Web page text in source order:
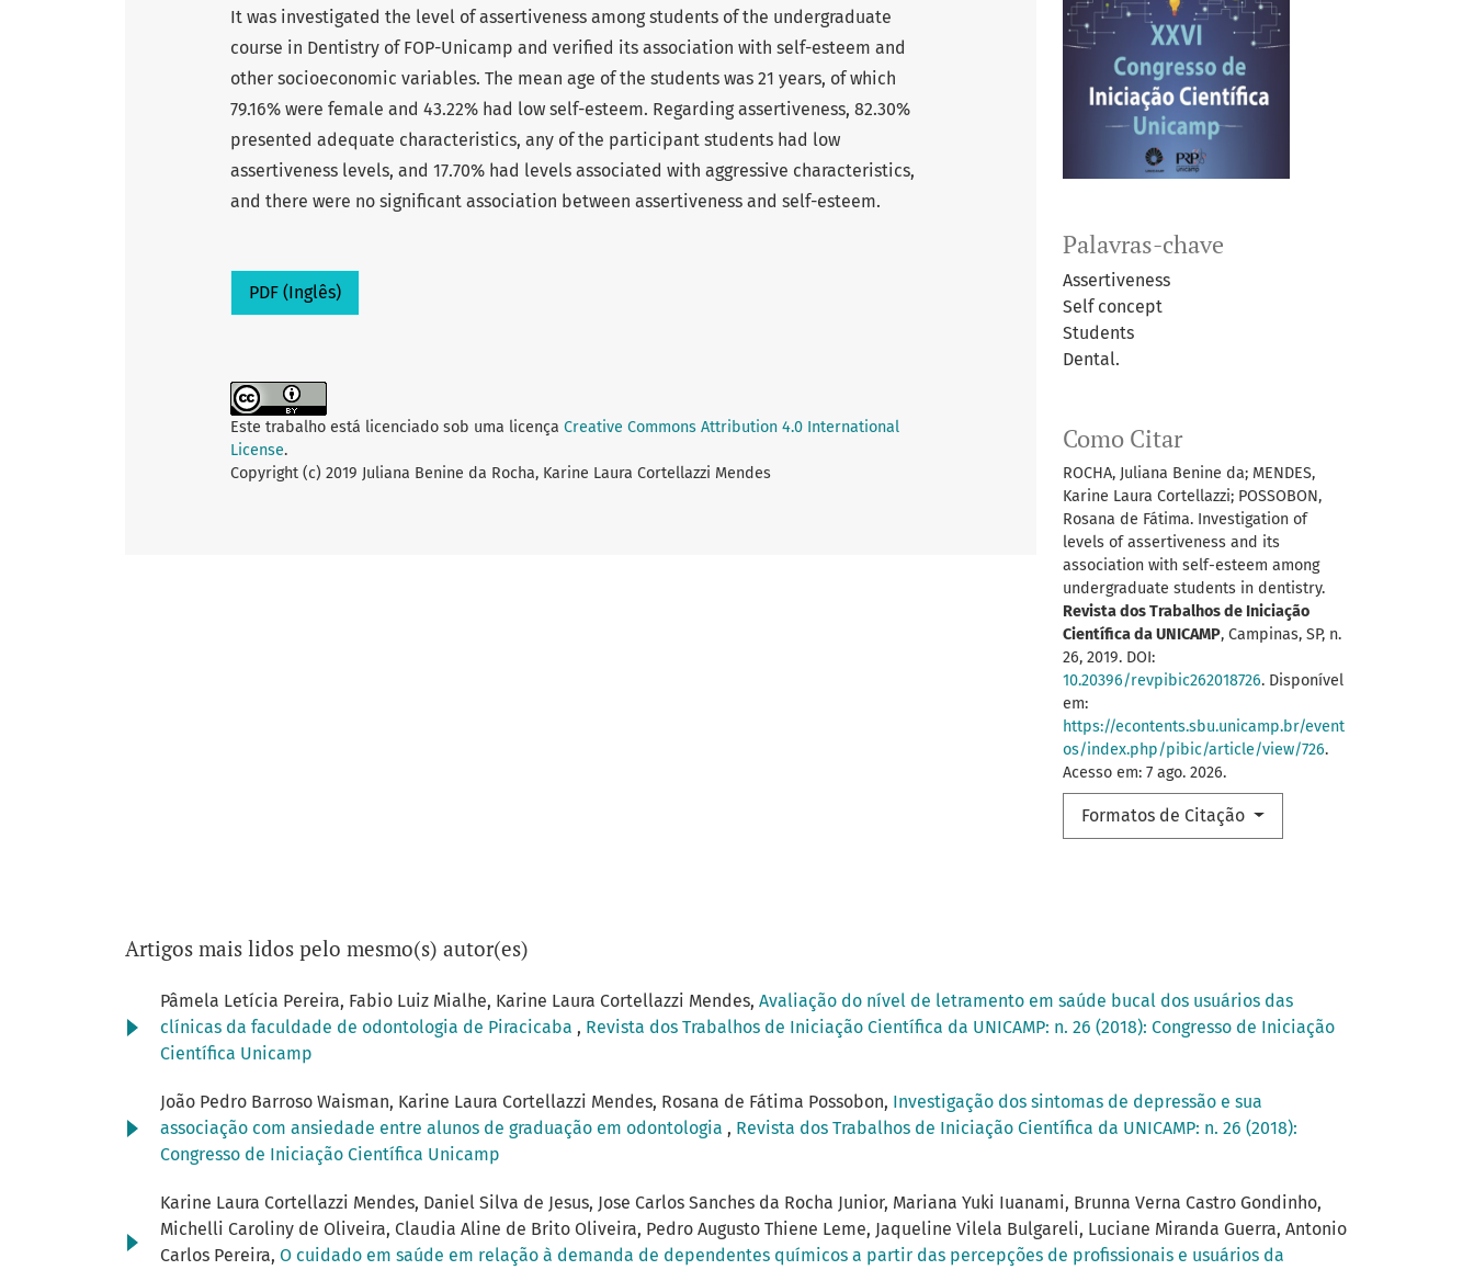
Palavras-chave
Assertiveness
Self concept
Students
Dental.
Como Citar
ROCHA, Juliana Benine da; MENDES,
Karine Laura Cortellazzi; POSSOBON,
Rosana de Fátima. Investigation of
levels of assertiveness and its
association with self-esteem among
undergraduate students in dentistry.
Revista dos Trabalhos de Iniciação
Científica da UNICAMP, Campinas, SP, n.
26, 2019. DOI:
10.20396/revpibic262018726. Disponível
em:
https://econtents.sbu.unicamp.br/event
os/index.php/pibic/article/view/726.
Acesso em: 7 ago. 2026.
Formatos de Citação
It was investigated the level of assertiveness among students of the undergraduate
course in Dentistry of FOP-Unicamp and verified its association with self-esteem and
other socioeconomic variables. The mean age of the students was 21 years, of which
79.16% were female and 43.22% had low self-esteem. Regarding assertiveness, 82.30%
presented adequate characteristics, any of the participant students had low
assertiveness levels, and 17.70% had levels associated with aggressive characteristics,
and there were no significant association between assertiveness and self-esteem.
PDF (Inglês)
Este trabalho está licenciado sob uma licença Creative Commons Attribution 4.0 International
License.
Copyright (c) 2019 Juliana Benine da Rocha, Karine Laura Cortellazzi Mendes
Artigos mais lidos pelo mesmo(s) autor(es)
Pâmela Letícia Pereira, Fabio Luiz Mialhe, Karine Laura Cortellazzi Mendes, Avaliação do nível de letramento em saúde bucal dos usuários das
clínicas da faculdade de odontologia de Piracicaba , Revista dos Trabalhos de Iniciação Científica da UNICAMP: n. 26 (2018): Congresso de Iniciação
Científica Unicamp
João Pedro Barroso Waisman, Karine Laura Cortellazzi Mendes, Rosana de Fátima Possobon, Investigação dos sintomas de depressão e sua
associação com ansiedade entre alunos de graduação em odontologia , Revista dos Trabalhos de Iniciação Científica da UNICAMP: n. 26 (2018):
Congresso de Iniciação Científica Unicamp
Karine Laura Cortellazzi Mendes, Daniel Silva de Jesus, Jose Carlos Sanches da Rocha Junior, Mariana Yuki Iuanami, Brunna Verna Castro Gondinho,
Michelli Caroliny de Oliveira, Claudia Aline de Brito Oliveira, Pedro Augusto Thiene Leme, Jaqueline Vilela Bulgareli, Luciane Miranda Guerra, Antonio
Carlos Pereira, O cuidado em saúde em relação à demanda de dependentes químicos a partir das percepções de profissionais e usuários da